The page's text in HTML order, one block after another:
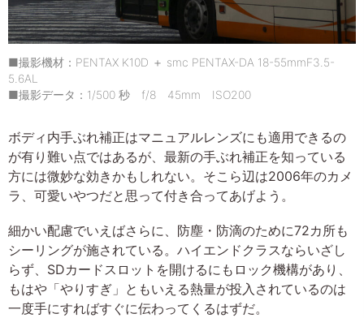
■撮影機材：PENTAX K10D ＋ smc PENTAX-DA 18-55mmF3.5-
5.6AL
■撮影データ：1/500 秒 f/8 45mm ISO200
ボディ内手ぶれ補正はマニュアルレンズにも適用できるの
が有り難い点ではあるが、最新の手ぶれ補正を知っている
方には微妙な効きかもしれない。そこら辺は2006年のカメ
ラ、可愛いやつだと思って付き合ってあげよう。
細かい配慮でいえばさらに、防塵・防滴のために72カ所も
シーリングが施されている。ハイエンドクラスならいざし
らず、SDカードスロットを開けるにもロック機構があり、
もはや「やりすぎ」ともいえる熱量が投入されているのは
一度手にすればすぐに伝わってくるはずだ。